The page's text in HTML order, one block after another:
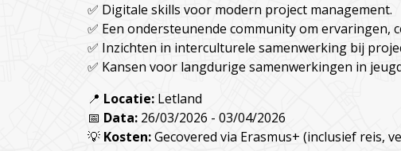
✅ Digitale skills voor modern project management.
✅ Een ondersteunende community om ervaringen,
✅ Inzichten in interculturele samenwerking bij
✅ Kansen voor langdurige samenwerkingen in
📍 Locatie: Letland
📅 Data: 26/03/2026 - 03/04/2026
💡 Kosten:Gecovered via Erasmus+ (inclusief reis,